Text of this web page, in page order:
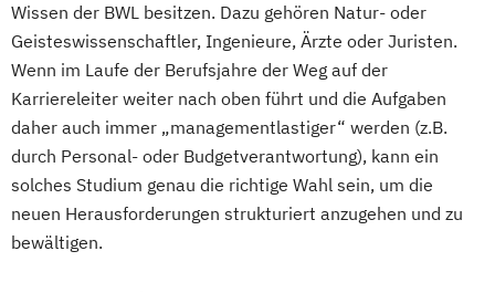
Wissen der BWL besitzen. Dazu gehören Natur- oder
Geisteswissenschaftler, Ingenieure, Ärzte oder Juristen.
Wenn im Laufe der Berufsjahre der Weg auf der
Karriereleiter weiter nach oben führt und die Aufgaben
daher auch immer „managementlastiger“ werden (z.B.
durch Personal- oder Budgetverantwortung), kann ein
solches Studium genau die richtige Wahl sein, um die
neuen Herausforderungen strukturiert anzugehen und zu
bewältigen.